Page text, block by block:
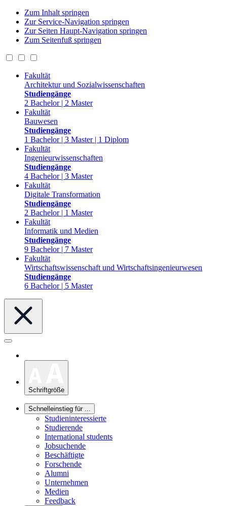
Zum Inhalt springen
Zur Service-Navigation springen
Zur Seiten Haupt-Navigation springen
Zum Seitenfuß springen
Fakultät
Architektur und Sozialwissenschaften
Studiengänge
2 Bachelor | 2 Master
Fakultät
Bauwesen
Studiengänge
1 Bachelor | 3 Master | 1 Diplom
Fakultät
Ingenieurwissenschaften
Studiengänge
4 Bachelor | 3 Master
Fakultät
Digitale Transformation
Studiengänge
2 Bachelor | 1 Master
Fakultät
Informatik und Medien
Studiengänge
9 Bachelor | 7 Master
Fakultät
Wirtschaftswissenschaft und Wirtschaftsingenieurwesen
Studiengänge
6 Bachelor | 5 Master
Schriftgröße
Schnelleinstieg für ...
Studieninteressierte
Studierende
International students
Jobsuchende
Beschäftigte
Forschende
Alumni
Unternehmen
Medien
Feedback